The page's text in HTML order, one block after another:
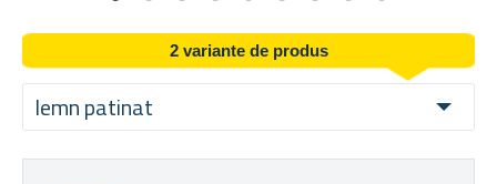
2 variante de produs
lemn patinat